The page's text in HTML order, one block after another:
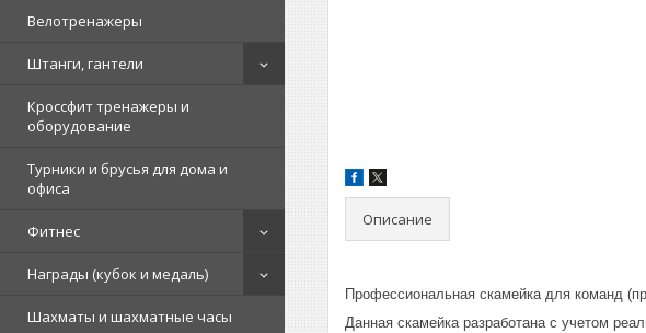
Велотренажеры
Штанги, гантели
Кроссфит тренажеры и
оборудование
Турники и брусья для дома и
офиса
Фитнес
Награды (кубок и медаль)
Шахматы и шахматные часы
Описание
Профессиональная скамейка для команд
Данная скамейка разработана с учетом